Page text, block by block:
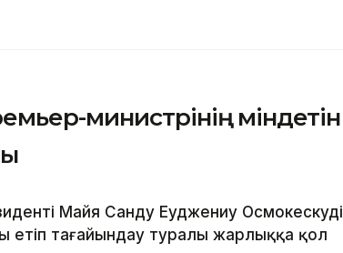
министрінің міндетін
Майя Санду Еуджениу Осмокескуді
етіп тағайындау туралы жарлыққа қол